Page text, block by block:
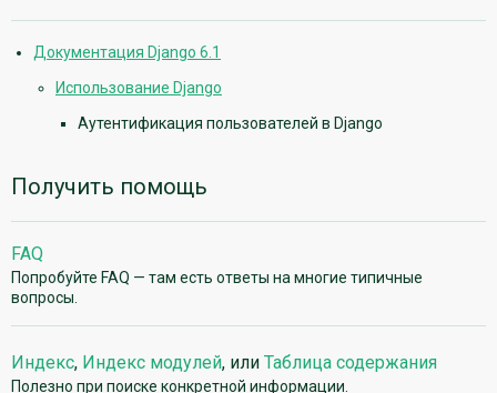
Документация Django 6.1
Использование Django
Аутентификация пользователей в Django
Получить помощь
FAQ
Попробуйте FAQ — там есть ответы на многие типичные
вопросы.
Индекс, Индекс модулей, или Таблица содержания
Полезно при поиске конкретной информации.